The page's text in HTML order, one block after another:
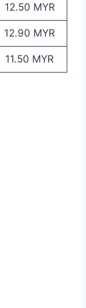
12.50 MYR
12.90 MYR
11.50 MYR